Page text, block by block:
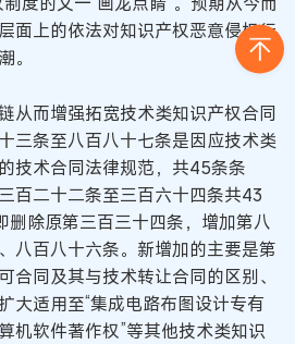
面上的依法对知识产权恶意侵权行
。
从而增强拓宽技术类知识产权合同
三条至八百八十七条是因应技术类
技术合同法律规范，共45条条
百二十二条至三百六十四条共43
删除原第三百三十四条，增加第八
八百八十六条。新增加的主要是第
合同及其与技术转让合同的区别、
大适用至“集成电路布图设计专有
机软件著作权”等其他技术类知识